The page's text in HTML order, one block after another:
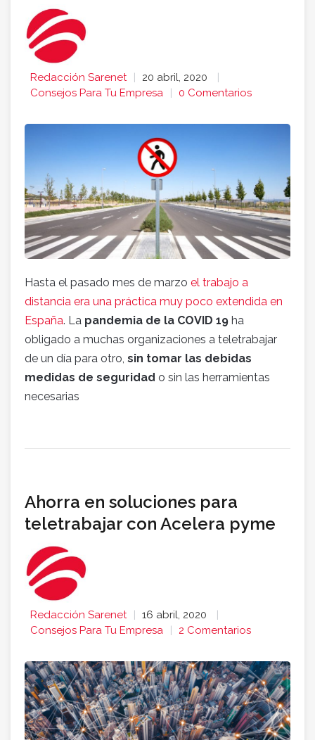
Redacción Sarenet
20 abril, 2020
Consejos Para Tu Empresa
0 Comentarios
Hasta el pasado mes de marzo el trabajo a
distancia era una práctica muy poco extendida en
España. La pandemia de la COVID 19 ha
obligado a muchas organizaciones a teletrabajar
de un día para otro, sin tomar las debidas
medidas de seguridad o sin las herramientas
necesarias
Ahorra en soluciones para
teletrabajar con Acelera pyme
Redacción Sarenet
16 abril, 2020
Consejos Para Tu Empresa
2 Comentarios